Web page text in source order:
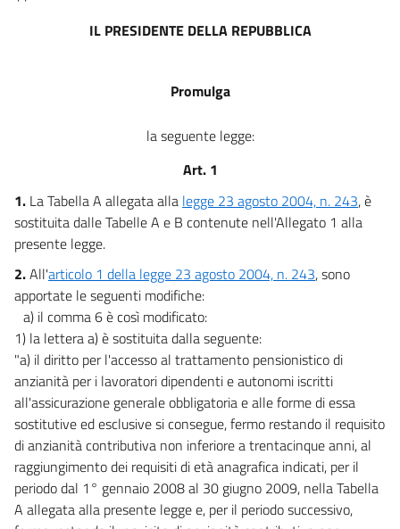
IL PRESIDENTE DELLA REPUBBLICA
Promulga
la seguente legge:
Art. 1
1. La Tabella A allegata alla legge 23 agosto 2004, n. 243, è
sostituita dalle Tabelle A e B contenute nell'Allegato 1 alla
presente legge.
2.All'articolo 1 della legge 23 agosto 2004, n. 243, sono
apportate le seguenti modifiche:
a) il comma 6 è così modificato:
1) la lettera a) è sostituita dalla seguente:
"a) il diritto per l'accesso al trattamento pensionistico di
anzianità per i lavoratori dipendenti e autonomi iscritti
all'assicurazione generale obbligatoria e alle forme di essa
sostitutive ed esclusive si consegue, fermo restando il requisito
di anzianità contributiva non inferiore a trentacinque anni, al
raggiungimento dei requisiti di età anagrafica indicati, per il
periodo dal 1° gennaio 2008 al 30 giugno 2009, nella Tabella
A allegata alla presente legge e, per il periodo successivo,